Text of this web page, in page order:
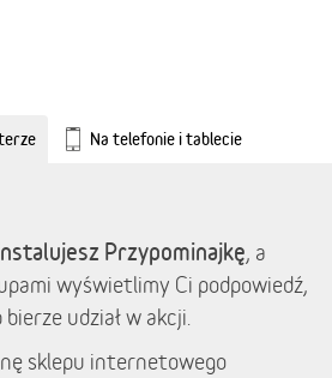
Na telefonie i tablecie
Przypominajkę, a
wyświetlimy Ci podpowiedź,
udział w akcji.
sklepu internetowego